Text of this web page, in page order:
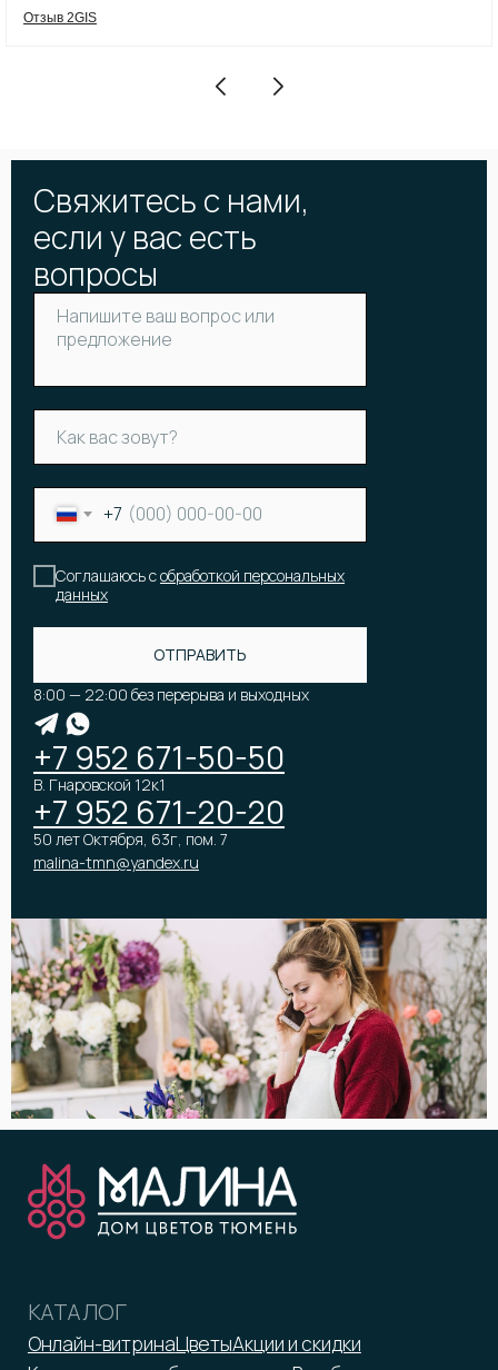
Отзыв 2GIS
Свяжитесь с нами,
если у вас есть
вопросы
+7
Соглашаюсь собработкой персональных
данных
ОТПРАВИТЬ
8:00 — 22:00 без перерыва и выходных
+7 952 671-50-50
В. Гнаровской 12к1
+7 952 671-20-20
50 лет Октября, 63г, пом. 7
malina-tmn@yandex.ru
КАТАЛОГ
Онлайн-витрина ЦветыАкции и скидки
Оформление мероприятий
КОМПАНИЯ
О компании
Отзывы
Контакты
ПОКУПАТЕЛЯМ
Бонусная программа
Помощь
Юридическим лицам
ООО «Малина»
ИНН 7203372423
malina-tmn@yandex.ru
+7 952 671-50-50